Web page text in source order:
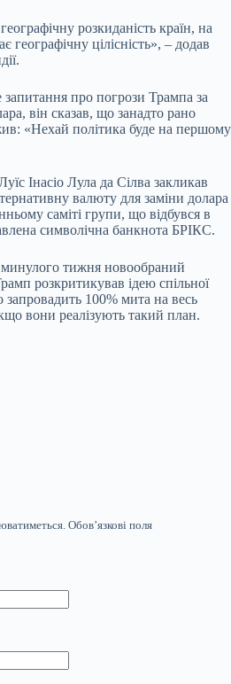
розкиданість країн, на
географічну цілісність», – додав
про погрози Трампа за
він сказав, що занадто рано
«Нехай політика буде на першому
Інасіо Лула да Сілва закликав
валюту для заміни долара
саміті групи, що відбувся в
символічна банкнота БРІКС.
тижня новообраний
розкритикував ідею спільної
запровадить 100% мита на весь
вони реалізують такий план.
Обов’язкові поля